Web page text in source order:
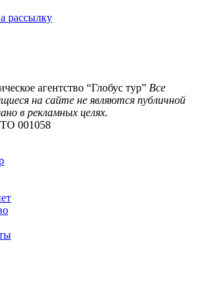
рассылку
агентство “Глобус тур” Все
на сайте не являются публичной
в рекламных целях.
001058